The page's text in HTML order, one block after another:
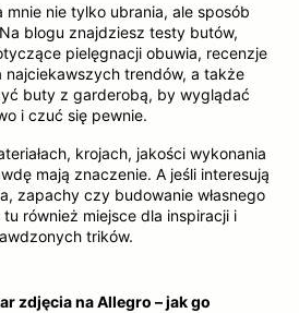
mnie nie tylko ubrania, ale sposób
blogu znajdziesz testy butów,
pielęgnacji obuwia, recenzje
najciekawszych trendów, a także
buty z garderobą, by wyglądać
i czuć się pewnie.
krojach, jakości wykonania
mają znaczenie. A jeśli interesują
zapachy czy budowanie własnego
również miejsce dla inspiracji i
trików.
zdjęcia na Allegro – jak go